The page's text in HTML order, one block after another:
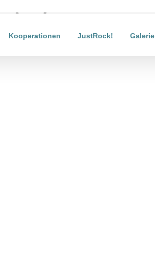
Laden...
Kooperationen JustRock! Galerie